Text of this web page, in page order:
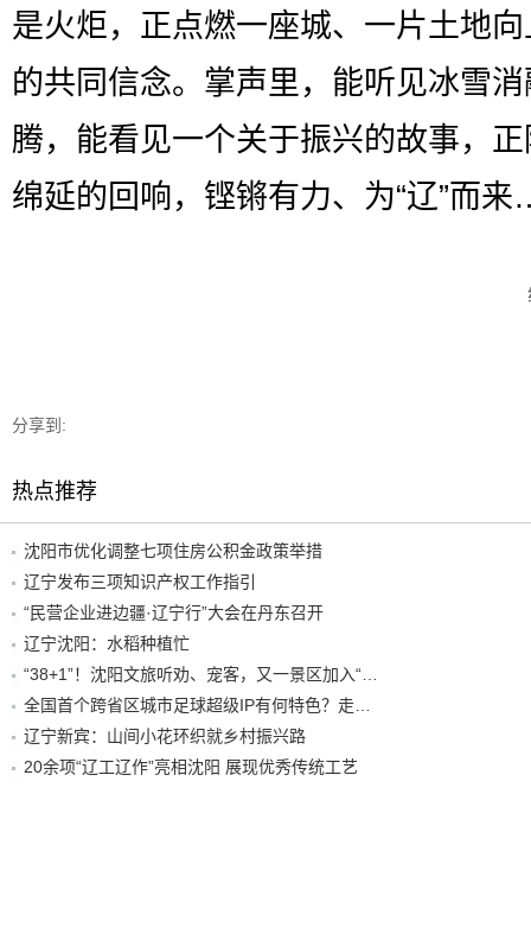
是火炬，正点燃一座城、一片土地
的共同信念。掌声里，能听见冰雪
腾，能看见一个关于振兴的故事，
绵延的回响，铿锵有力、为“辽”而
分享到:
热点推荐
沈阳市优化调整七项住房公积金政策举措
辽宁发布三项知识产权工作指引
“民营企业进边疆·辽宁行”大会在丹东召开
辽宁沈阳：水稻种植忙
辽宁新宾：山间小花环织就乡村振兴路
20余项“辽工辽作”亮相沈阳 展现优秀传统工艺